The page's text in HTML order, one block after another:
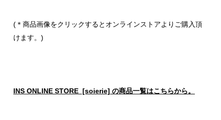
(＊商品画像をクリックするとオンラインストアよりご購入頂
けます。)
INS ONLINE STORE [soierie] の商品一覧はこちらから。